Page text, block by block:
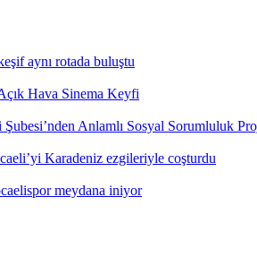
aynı rotada buluştu
Hava Sinema Keyfi
Anlamlı Sosyal Sorumluluk
Karadeniz ezgileriyle coşturdu
meydana iniyor